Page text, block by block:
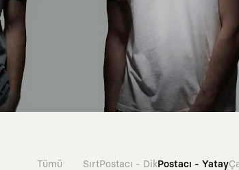
Tümü SırtPostacı - DikPostacı - Yatay